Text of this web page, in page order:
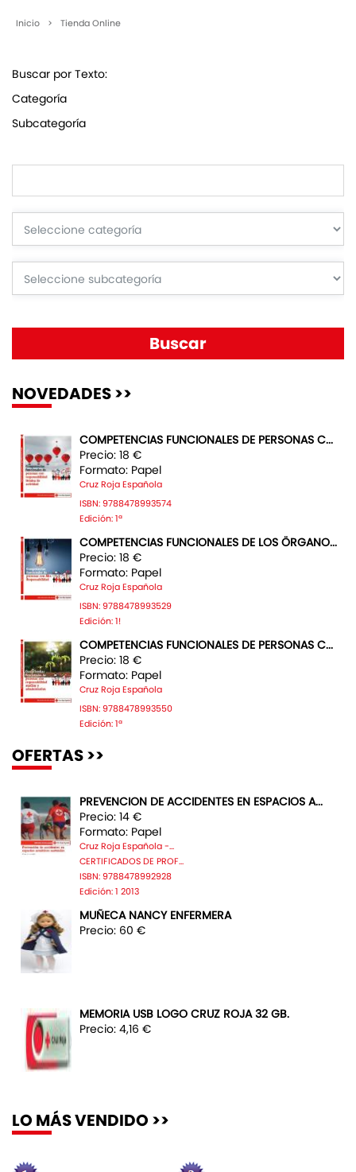
Inicio > Tienda Online
Buscar por Texto:
Categoría
Subcategoría
NOVEDADES >>
COMPETENCIAS FUNCIONALES DE PERSONAS C...
Precio: 18 €
Formato: Papel
Cruz Roja Española
ISBN: 9788478993574
Edición: 1ª
COMPETENCIAS FUNCIONALES DE LOS ÖRGANO...
Precio: 18 €
Formato: Papel
Cruz Roja Española
ISBN: 9788478993529
Edición: 1!
COMPETENCIAS FUNCIONALES DE PERSONAS C...
Precio: 18 €
Formato: Papel
Cruz Roja Española
ISBN: 9788478993550
Edición: 1ª
OFERTAS >>
PREVENCION DE ACCIDENTES EN ESPACIOS A...
Precio: 14 €
Formato: Papel
Cruz Roja Española -...
CERTIFICADOS DE PROF...
ISBN: 9788478992928
Edición: 1 2013
MUÑECA NANCY ENFERMERA
Precio: 60 €
MEMORIA USB LOGO CRUZ ROJA 32 GB.
Precio: 4,16 €
LO MÁS VENDIDO >>